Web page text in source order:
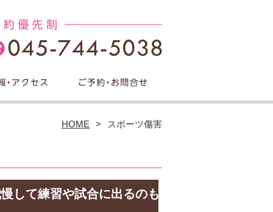
HOME スポーツ傷害
して練習や試合に出るのも